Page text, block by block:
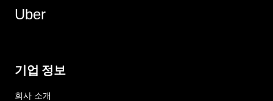
Uber
기업 정보
회사 소개